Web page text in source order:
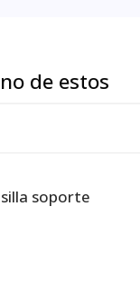
de estos
soporte